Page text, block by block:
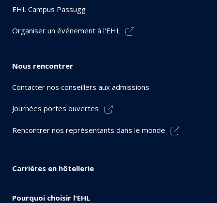
EHL Campus Passugg
Organiser un événement à l'EHL
Nous rencontrer
Contacter nos conseillers aux admissions
Journées portes ouvertes
Rencontrer nos représentants dans le monde
Carrières en hôtellerie
Pourquoi choisir l'EHL